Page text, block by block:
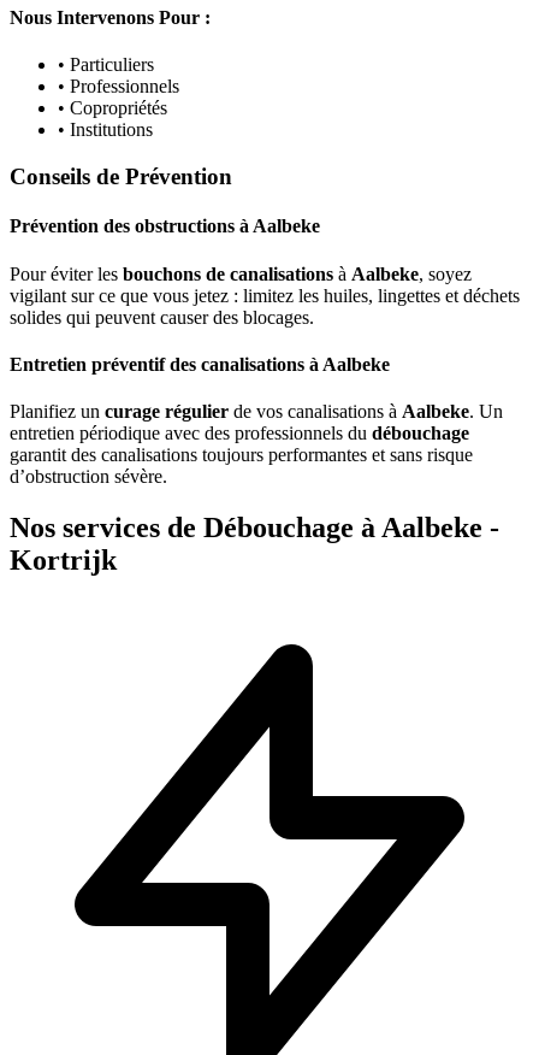
Nous Intervenons Pour :
• Particuliers
• Professionnels
• Copropriétés
• Institutions
Conseils de Prévention
Prévention des obstructions à Aalbeke
Pour éviter les bouchons de canalisations à Aalbeke, soyez
vigilant sur ce que vous jetez : limitez les huiles, lingettes et déchets
solides qui peuvent causer des blocages.
Entretien préventif des canalisations à Aalbeke
Planifiez un curage régulier de vos canalisations à Aalbeke. Un
entretien périodique avec des professionnels du débouchage
garantit des canalisations toujours performantes et sans risque
d’obstruction sévère.
Nos services de Débouchage à Aalbeke -
Kortrijk